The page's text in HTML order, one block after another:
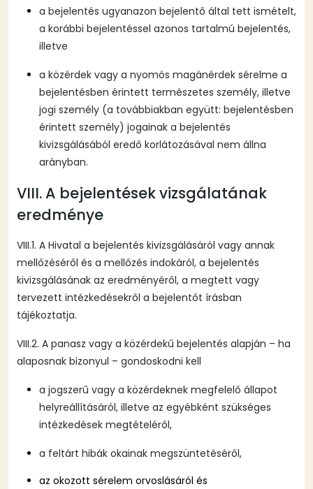
a bejelentés ugyanazon bejelentő által tett ismételt,
a korábbi bejelentéssel azonos tartalmú bejelentés,
illetve
a közérdek vagy a nyomós magánérdek sérelme a
bejelentésben érintett természetes személy, illetve
jogi személy (a továbbiakban együtt: bejelentésben
érintett személy) jogainak a bejelentés
kivizsgálásából eredő korlátozásával nem állna
arányban.
VIII. A bejelentések vizsgálatának
eredménye
VIII.1. A Hivatal a bejelentés kivizsgálásáról vagy annak
mellőzéséről és a mellőzés indokáról, a bejelentés
kivizsgálásának az eredményéről, a megtett vagy
tervezett intézkedésekről a bejelentőt írásban
tájékoztatja.
VIII.2. A panasz vagy a közérdekű bejelentés alapján – ha
alaposnak bizonyul – gondoskodni kell
a jogszerű vagy a közérdeknek megfelelő állapot
helyreállításáról, illetve az egyébként szükséges
intézkedések megtételéről,
a feltárt hibák okainak megszüntetéséről,
az okozott sérelem orvoslásáról és